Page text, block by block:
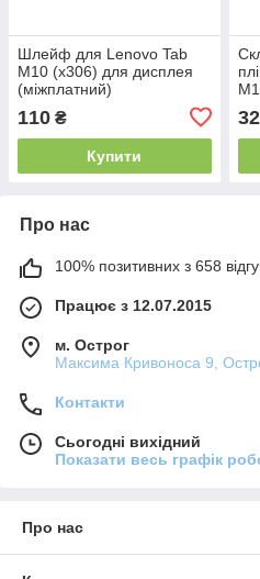
Шлейф для Lenovo Tab
M10 (x306) для дисплея
(міжплатний)
110 ₴
Купити
Про нас
100% позитивних з 658
Працює з 12.07.2015
м. Острог
Максима Кривоноса 9,
Контакти
Сьогодні вихідний
Показати весь графік
Про нас